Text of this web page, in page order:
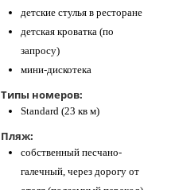
детские стулья в ресторане
детская кроватка (по
запросу)
мини-дискотека
Типы номеров:
Standard (23 кв м)
Пляж:
собственный песчано-
галечный, через дорогу от